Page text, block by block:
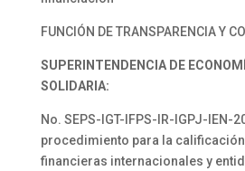
FUNCIÓN DE TRANSPARENCIA Y
SUPERINTENDENCIA DE
SOLIDARIA:
No. SEPS-IGT-IFPS-IR-IGPJ-IEN-
procedimiento para la
financieras internacionales y